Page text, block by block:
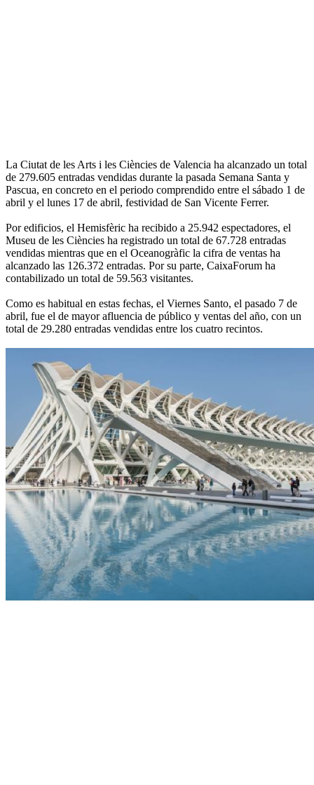
La Ciutat de les Arts i les Ciències de Valencia ha alcanzado un total
de 279.605 entradas vendidas durante la pasada Semana Santa y
Pascua, en concreto en el periodo comprendido entre el sábado 1 de
abril y el lunes 17 de abril, festividad de San Vicente Ferrer.
Por edificios, el Hemisfèric ha recibido a 25.942 espectadores, el
Museu de les Ciències ha registrado un total de 67.728 entradas
vendidas mientras que en el Oceanogràfic la cifra de ventas ha
alcanzado las 126.372 entradas. Por su parte, CaixaForum ha
contabilizado un total de 59.563 visitantes.
Como es habitual en estas fechas, el Viernes Santo, el pasado 7 de
abril, fue el de mayor afluencia de público y ventas del año, con un
total de 29.280 entradas vendidas entre los cuatro recintos.